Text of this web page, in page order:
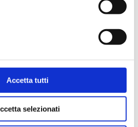
Accetta tutti
selezionati